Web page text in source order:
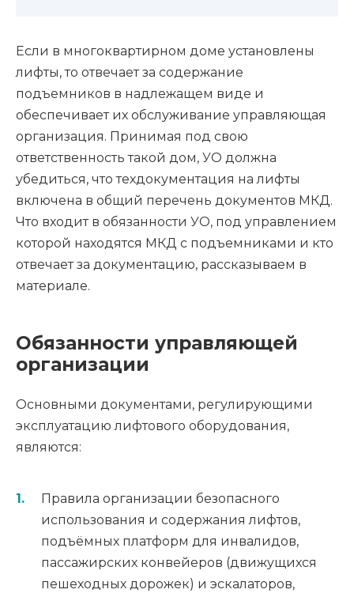
Если в многоквартирном доме установлены
лифты, то отвечает за содержание
подъемников в надлежащем виде и
обеспечивает их обслуживание управляющая
организация. Принимая под свою
ответственность такой дом, УО должна
убедиться, что техдокументация на лифты
включена в общий перечень документов МКД.
Что входит в обязанности УО, под управлением
которой находятся МКД с подъемниками и кто
отвечает за документацию, рассказываем в
материале.
Обязанности управляющей
организации
Основными документами, регулирующими
эксплуатацию лифтового оборудования,
являются:
Правила организации безопасного
использования и содержания лифтов,
подъёмных платформ для инвалидов,
пассажирских конвейеров (движущихся
пешеходных дорожек) и эскалаторов,